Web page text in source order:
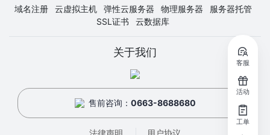
域名注册 云虚拟主机 弹性云服务器 物理服务器
服务器托管
SSL证书
云数据库
关于我们
售前咨询： 0663-8688680
法律声明 用户协议
客服
活动
工单